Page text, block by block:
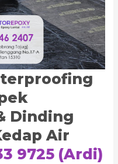
Dinding
Air
9725 (Ardi)